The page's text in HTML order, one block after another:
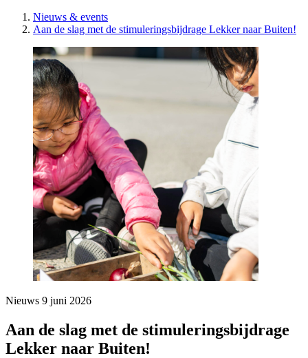
Nieuws & events
Aan de slag met de stimuleringsbijdrage Lekker naar Buiten!
Nieuws 9 juni 2026
Aan de slag met de stimuleringsbijdrage
Lekker naar Buiten!